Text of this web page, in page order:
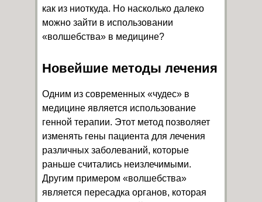
как из ниоткуда. Но насколько далеко
можно зайти в использовании
«волшебства» в медицине?
Новейшие методы лечения
Одним из современных «чудес» в
медицине является использование
генной терапии. Этот метод позволяет
изменять гены пациента для лечения
различных заболеваний, которые
раньше считались неизлечимыми.
Другим примером «волшебства»
является пересадка органов, которая